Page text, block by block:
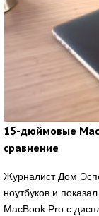
15-дюймовые
сравнение
Журналист Дом
ноутбуков и
MacBook Pro с